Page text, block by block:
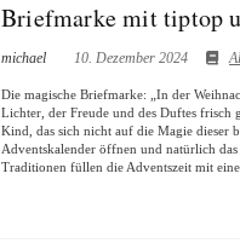
Briefmarke mit tiptop
michael 10. Dezember 2024
Die magische Briefmarke: „In der
Lichter, der Freude und des Duftes frisch
Kind, das sich nicht auf die Magie dieser
Adventskalender öffnen und natürlich
Traditionen füllen die Adventszeit mit